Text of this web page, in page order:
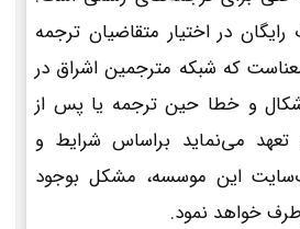
در اختیار متقاضیان ترجمه
که شبکه مترجمین اشراق در
و خطا حین ترجمه یا پس از
تعهد می‌نماید براساس شرایط و
این موسسه، مشکل بوجود
خواهد نمود.